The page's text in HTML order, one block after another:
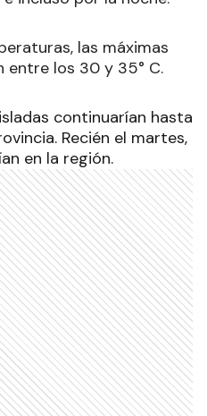
las máximas
entre los 30 y 35° C.
continuarían hasta
Recién el martes,
en la región.